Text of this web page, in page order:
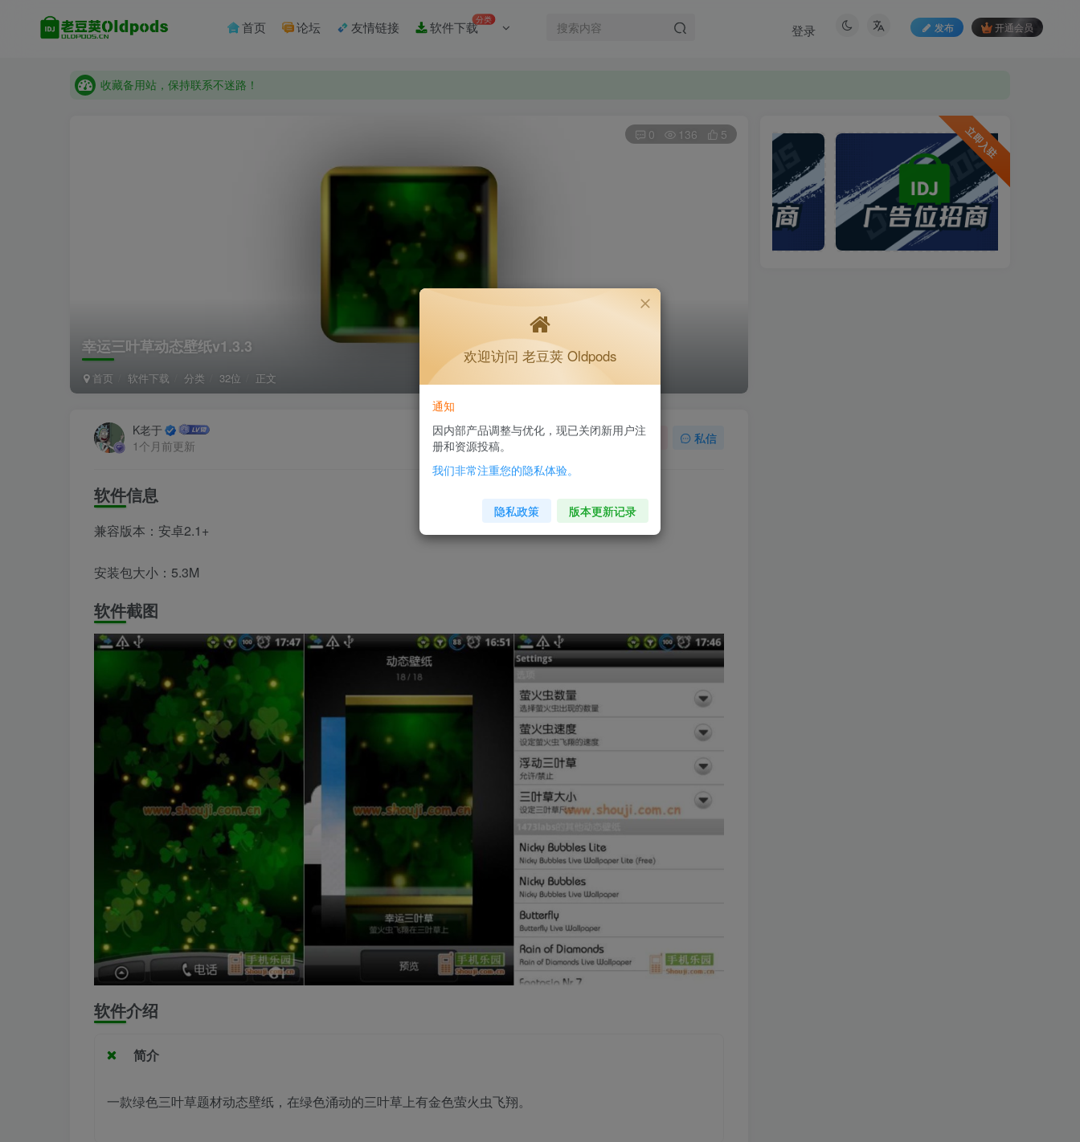
首页 论坛 友情链接 软件下载分类
发布 开通会员
登录
收藏备用站，保持联系不迷路！
收藏备用站，保持联系不迷路！
幸运三叶草动态壁纸v1.3.3
首页 软件下载 分类 32位 正文
0 136 5
K老于
1个月前更新
关注 私信
软件信息
兼容版本：安卓2.1+
安装包大小：5.3M
软件截图
软件介绍
简介
一款绿色三叶草题材动态壁纸，在绿色涌动的三叶草上有金色萤火虫飞翔。
立即入驻
欢迎访问 老豆荚 Oldpods
通知
因内部产品调整与优化，现已关闭新用户注
册和资源投稿。
我们非常注重您的隐私体验。
隐私政策 版本更新记录